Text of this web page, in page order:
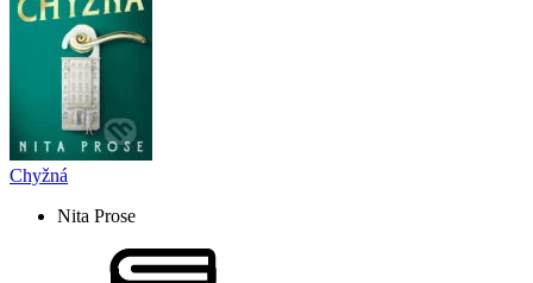
Chyžná
Nita Prose